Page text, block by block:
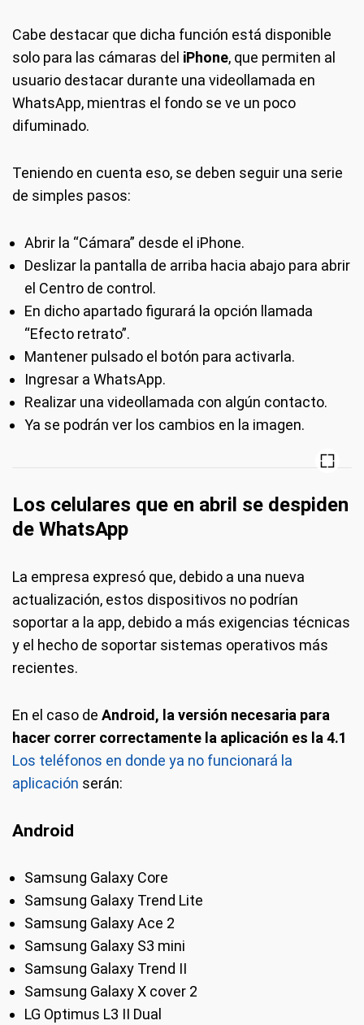
Cabe destacar que dicha función está disponible
solo para las cámaras del iPhone, que permiten al
usuario destacar durante una videollamada en
WhatsApp, mientras el fondo se ve un poco
difuminado.
Teniendo en cuenta eso, se deben seguir una serie
de simples pasos:
Abrir la “Cámara” desde el iPhone.
Deslizar la pantalla de arriba hacia abajo para abrir
el Centro de control.
En dicho apartado figurará la opción llamada
“Efecto retrato”.
Mantener pulsado el botón para activarla.
Ingresar a WhatsApp.
Realizar una videollamada con algún contacto.
Ya se podrán ver los cambios en la imagen.
Los celulares que en abril se despiden
de WhatsApp
La empresa expresó que, debido a una nueva
actualización, estos dispositivos no podrían
soportar a la app, debido a más exigencias técnicas
y el hecho de soportar sistemas operativos más
recientes.
En el caso de Android, la versión necesaria para
hacer correr correctamente la aplicación es la 4.1
Los teléfonos en donde ya no funcionará la
aplicación serán:
Android
Samsung Galaxy Core
Samsung Galaxy Trend Lite
Samsung Galaxy Ace 2
Samsung Galaxy S3 mini
Samsung Galaxy Trend II
Samsung Galaxy X cover 2
LG Optimus L3 II Dual